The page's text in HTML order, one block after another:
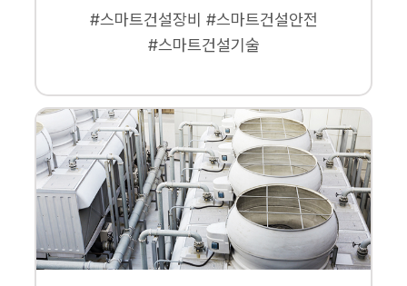
#스마트건설장비 #스마트건설안전
#스마트건설기술